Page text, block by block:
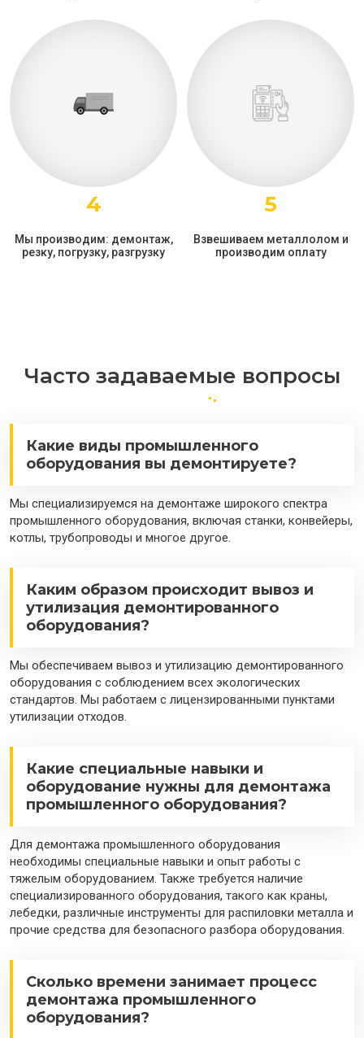
4
Мы производим: демонтаж,
резку, погрузку, разгрузку
5
Взвешиваем металлолом и
производим оплату
Часто задаваемые вопросы
Какие виды промышленного
оборудования вы демонтируете?
Мы специализируемся на демонтаже широкого спектра
промышленного оборудования, включая станки, конвейеры,
котлы, трубопроводы и многое другое.
Каким образом происходит вывоз и
утилизация демонтированного
оборудования?
Мы обеспечиваем вывоз и утилизацию демонтированного
оборудования с соблюдением всех экологических
стандартов. Мы работаем с лицензированными пунктами
утилизации отходов.
Какие специальные навыки и
оборудование нужны для демонтажа
промышленного оборудования?
Для демонтажа промышленного оборудования
необходимы специальные навыки и опыт работы с
тяжелым оборудованием. Также требуется наличие
специализированного оборудования, такого как краны,
лебедки, различные инструменты для распиловки металла и
прочие средства для безопасного разбора оборудования.
Сколько времени занимает процесс
демонтажа промышленного
оборудования?